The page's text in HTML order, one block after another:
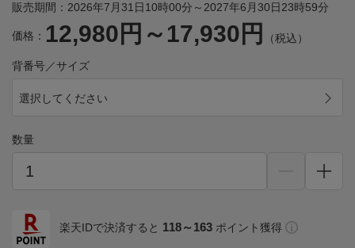
販売期間：2026年7月31日10時00分～2027年6月30日23時59分
価格： 12,980円～17,930円 （税込）
背番号／サイズ
選択してください
数量
楽天IDで決済すると 118～163 ポイント獲得